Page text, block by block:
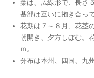
葉は、広線形で、長さ
基部は互いに抱き合っ
花期は７～８月、花茎
朝開き、夕方しぼむ。
ｍ。
分布は本州、四国、九